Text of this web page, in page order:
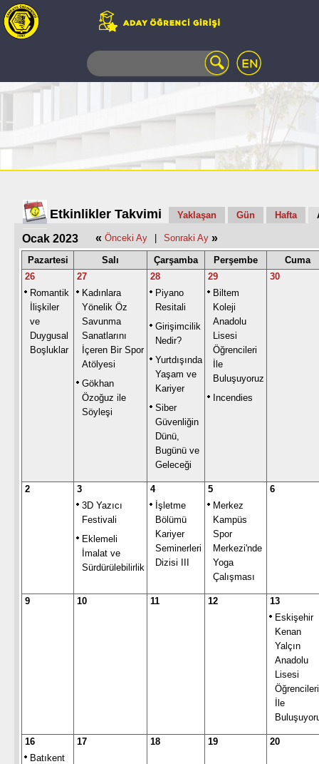
TELEFON
AÇILAN
UZAKTAN
EĞİTİM
KAMPÜSTE
YAŞAM
KÜTÜPHANE
PORTALI
ULAŞIM
Etkinlikler Takvimi Yaklaşan Gün Hafta
Ocak 2023 « Önceki Ay | Sonraki Ay »
Pazartesi Salı Çarşamba Perşembe
Cuma
26
Romantik
İlişkiler
ve
Duygusal
Boşluklar
27
Kadınlara
Yönelik Öz
Savunma
Sanatlarını
İçeren Bir Spor
Atölyesi
Gökhan
Özoğuz ile
Söyleşi
28
Piyano
Resitali
Girişimcilik
Nedir?
Yurtdışında
Yaşam ve
Kariyer
Siber
Güvenliğin
Dünü,
Bugünü ve
Geleceği
29
Biltem
Koleji
Anadolu
Lisesi
Öğrencileri
İle
Buluşuyoruz
Incendies
30
2
3
3D Yazıcı
Festivali
Eklemeli
İmalat ve
Sürdürülebilirlik
4
İşletme
Bölümü
Kariyer
Seminerleri
Dizisi III
5
Merkez
Kampüs
Spor
Merkezi'nde
Yoga
Çalışması
6
9 10 11 12
13
Eskişehir
Kenan
Yalçın
Anadolu
Lisesi
Öğrencileri
İle
16
Batıkent
17 18 19 20